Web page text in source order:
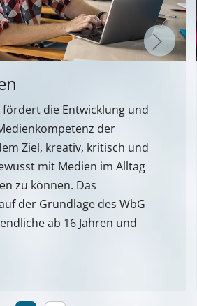
fördert die Entwicklung und
der
Ziel, kreativ, kritisch und
mit Medien im Alltag
zu können. Das
der Grundlage des WbG
ab 16 Jahren und